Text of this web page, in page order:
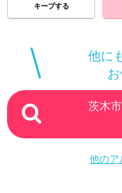
キープする
他に
茨木
他のア